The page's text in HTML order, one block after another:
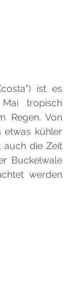
ist es
tropisch
Regen. Von
etwas kühler
auch die Zeit
Buckelwale
werden